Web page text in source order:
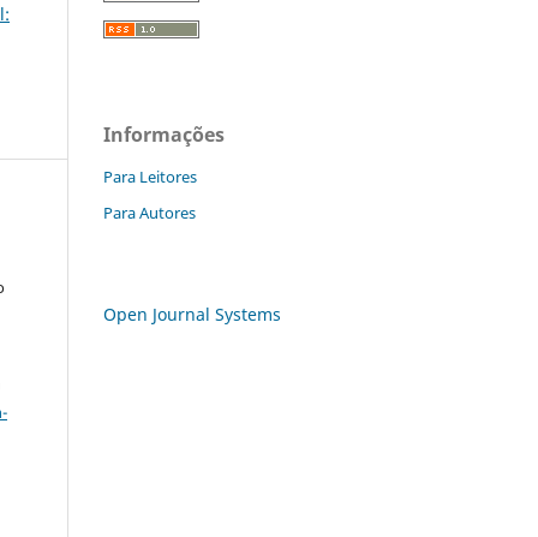
Informações
Para Leitores
Para Autores
Open Journal Systems